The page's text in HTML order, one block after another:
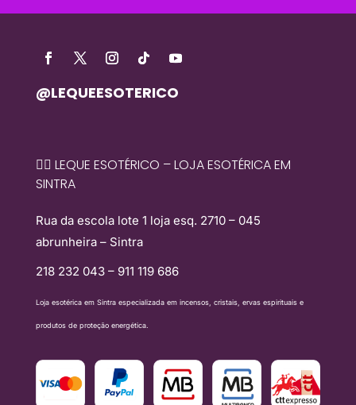
@LEQUEESOTERICO
🧙‍♀️ LEQUE ESOTÉRICO – LOJA ESOTÉRICA EM
SINTRA
Rua da escola lote 1 loja esq. 2710 – 045
abrunheira – Sintra
218 232 043 – 911 119 686
Loja esotérica em Sintra especializada em incensos, cristais, ervas espirituais e
produtos de proteção energética.